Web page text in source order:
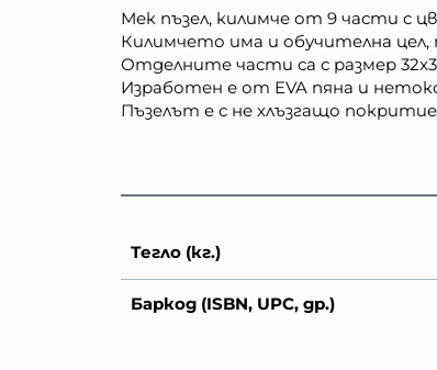
Мек пъзел, килимче от 9 части с
Килимчето има и обучителна
Отделните части са с размер
Изработен е от EVA пяна и
Пъзелът е с не хлъзгащо
Тегло (кг.)
Баркод (ISBN, UPC, др.)